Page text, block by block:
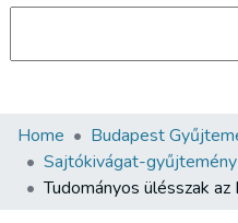
Communities &
All of DSpace
Home Budapest
Sajtókivágat-gyűjtemény